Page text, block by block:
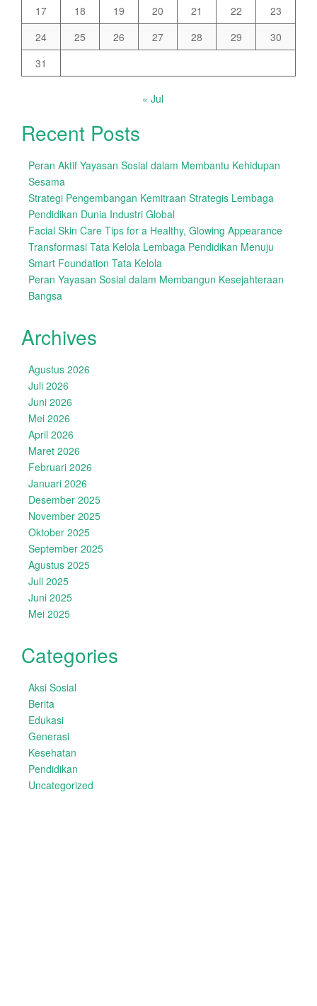
17
18 19 20 21 22
23
24
25 26 27 28 29
30
31
« Jul
Recent Posts
Peran Aktif Yayasan Sosial dalam Membantu Kehidupan
Sesama
Strategi Pengembangan Kemitraan Strategis Lembaga
Pendidikan Dunia Industri Global
Facial Skin Care Tips for a Healthy, Glowing Appearance
Transformasi Tata Kelola Lembaga Pendidikan Menuju
Smart Foundation Tata Kelola
Peran Yayasan Sosial dalam Membangun Kesejahteraan
Bangsa
Archives
Agustus 2026
Juli 2026
Juni 2026
Mei 2026
April 2026
Maret 2026
Februari 2026
Januari 2026
Desember 2025
November 2025
Oktober 2025
September 2025
Agustus 2025
Juli 2025
Juni 2025
Mei 2025
Categories
Aksi Sosial
Berita
Edukasi
Generasi
Kesehatan
Pendidikan
Uncategorized